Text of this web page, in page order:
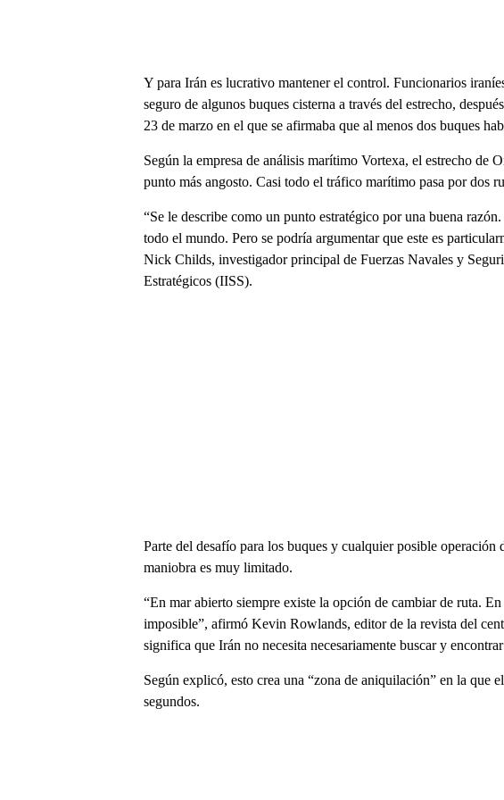
Y para Irán es lucrativo mantener el control. Funcionarios
seguro de algunos buques cisterna a través del estrecho,
23 de marzo en el que se afirmaba que al menos dos buques
Según la empresa de análisis marítimo Vortexa, el estrecho de
punto más angosto. Casi todo el tráfico marítimo pasa por dos
“Se le describe como un punto estratégico por una buena
todo el mundo. Pero se podría argumentar que este es
Nick Childs, investigador principal de Fuerzas Navales y
Estratégicos (IISS).
Parte del desafío para los buques y cualquier posible operación
maniobra es muy limitado.
“En mar abierto siempre existe la opción de cambiar de ruta.
imposible”, afirmó Kevin Rowlands, editor de la revista del
significa que Irán no necesita necesariamente buscar y
Según explicó, esto crea una “zona de aniquilación” en la que
segundos.